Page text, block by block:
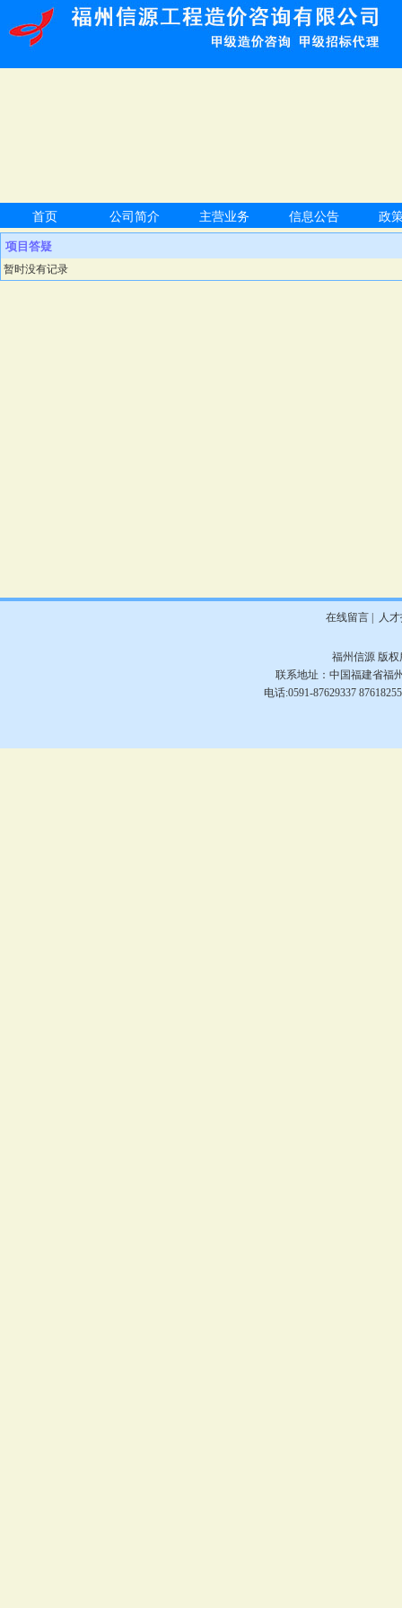
首页 公司简介 主营业务 信息公告 政
项目答疑
暂时没有记录
在线留言| 人
福州信源 版权
联系地址：中国福建省福
电话:0591-87629337